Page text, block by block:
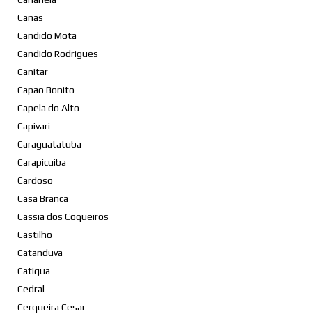
Canas
Candido Mota
Candido Rodrigues
Canitar
Capao Bonito
Capela do Alto
Capivari
Caraguatatuba
Carapicuiba
Cardoso
Casa Branca
Cassia dos Coqueiros
Castilho
Catanduva
Catigua
Cedral
Cerqueira Cesar